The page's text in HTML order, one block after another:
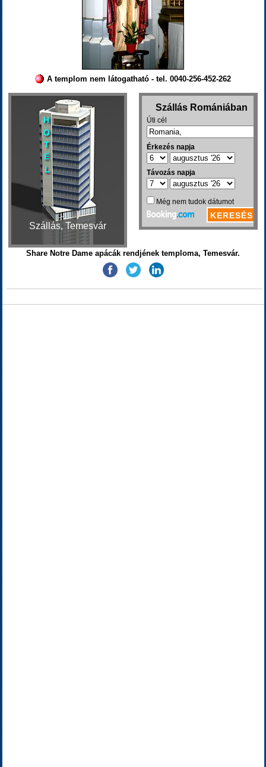
A templom nem látogatható - tel. 0040-256-452-262
Szállás, Temesvár
Share Notre Dame apácák rendjének temploma, Temesvár.